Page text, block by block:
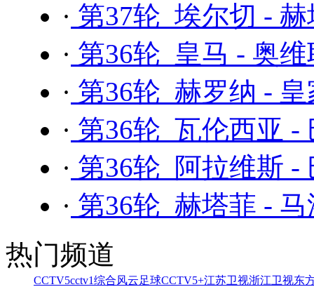
· 第37轮 埃尔切 -
· 第36轮 皇马 - 奥
· 第36轮 赫罗纳 -
· 第36轮 瓦伦西亚 -
· 第36轮 阿拉维斯 -
· 第36轮 赫塔菲 -
热门频道
CCTV5cctv1综合风云足球CCTV5+江苏卫视浙江卫视东